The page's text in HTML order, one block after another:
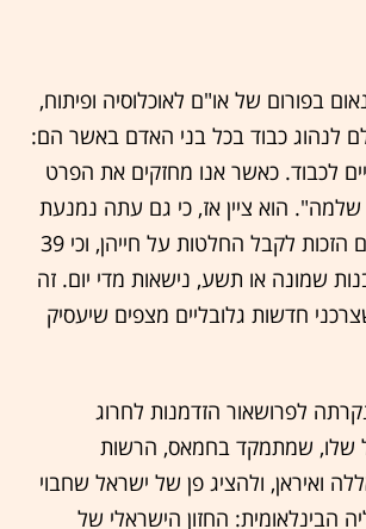
בפורום של או"ם לאוכלוסיה ופיתוח,
לנהוג כבוד בכל בני האדם באשר הם:
לכבוד. כאשר אנו מחזקים את הפרט
הוא ציין אז, כי גם עתה נמנעת
מנשים רבות בעולם הזכות לקבל החלטות על חייהן, וכי 39
שמונה או תשע, נישאות מדי יום. זה
חדשות גלובליים מצפים שיעסיק
לפרושאור הזדמנות לחרוג
שלו, שמתמקד בחמאס, הרשות
ואיראן, ולהציג פן של ישראל שחבוי
הבינלאומית: החזון הישראלי של